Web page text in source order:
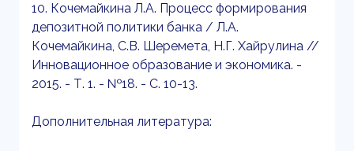
10. Кочемайкина Л.А. Процесс формирования
депозитной политики банка / Л.А.
Кочемайкина, С.В. Шеремета, Н.Г. Хайрулина //
Инновационное образование и экономика. -
2015. - Т. 1. - №18. - С. 10-13.
Дополнительная литература: